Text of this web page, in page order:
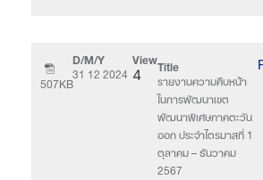
507KB
D/M/Y
31 12 2024
View
4 Title
รายงานความคืบหน้า
ในการพัฒนาเขต
พัฒนาพิเศษภาคตะวัน
ออก ประจำไตรมาสที่ 1
ตุลาคม – ธันวาคม
2567